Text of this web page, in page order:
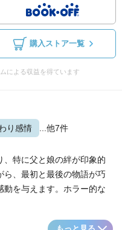
購入ストア一覧
による収益を得ています
り感情 ...他7件
、特に父と娘の絆が印象的
ら、最初と最後の物語が巧
動を与えます。ホラー的な